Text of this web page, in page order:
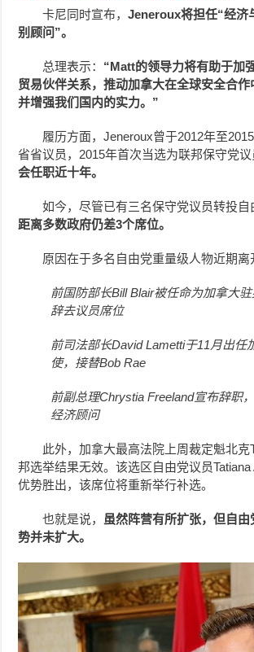
卡尼同时宣布，Jeneroux将担任“经济
别顾问”。
总理表示： “Matt的领导力将有助于加
贸易伙伴关系，推动加拿大在全球安全合作
并增强我们国内的实力。”
履历方面，Jeneroux曾于2012年至
省省议员，2015年首次当选为联邦保守党
会任职近十年。
如今，尽管已有三名保守党议员转投自
距离多数政府仍差3个席位。
原因在于多名自由党重量级人物近期离
前国防部长Bill Blair被任命为加拿大驻
辞去议员席位
前司法部长David Lametti于11月出任
使，接替Bob Rae
前副总理Chrystia Freeland宣布辞职
经济顾问
此外，加拿大最高法院上周裁定魁北克
邦选举结果无效。该选区自由党议员
优势胜出，该席位将重新举行补选。
也就是说，
虽然阵营有所扩张，但自
势并未扩大。